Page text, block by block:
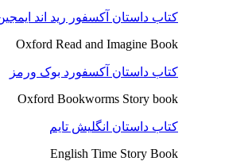
کتاب داستان آکسفور رید اند
Oxford Read and Imagine Book
کتاب داستان آکسفورد بوک ورمز
Oxford Bookworms Story book
کتاب داستان انگلیش تایم
English Time Story Book